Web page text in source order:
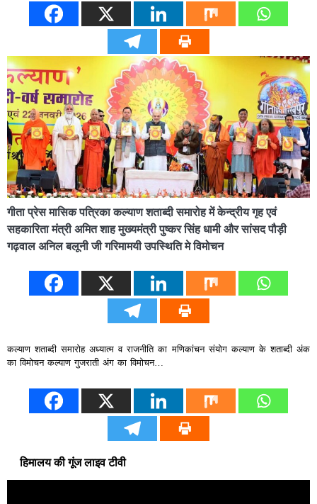
गीता प्रेस मासिक पत्रिका कल्याण शताब्दी समारोह में केन्द्रीय गृह एवं
सहकारिता मंत्री अमित शाह मुख्यमंत्री पुष्कर सिंह धामी और सांसद पौड़ी
गढ़वाल अनिल बलूनी जी गरिमामयी उपस्थिति मे विमोचन
कल्याण शताब्दी समारोह अध्यात्म व राजनीति का मणिकांचन संयोग कल्याण के शताब्दी अंक
का विमोचन कल्याण गुजराती अंग का विमोचन…
हिमालय की गूंज लाइव टीवी